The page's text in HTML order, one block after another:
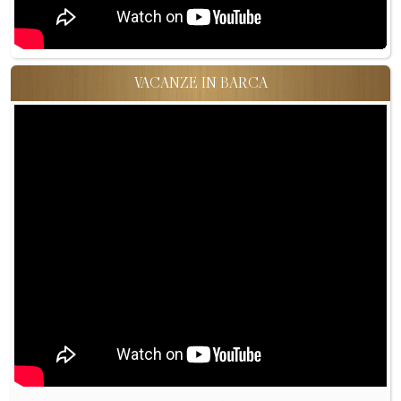
VACANZE IN BARCA